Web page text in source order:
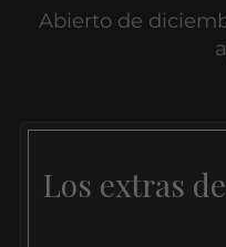
Abierto de
Los extras